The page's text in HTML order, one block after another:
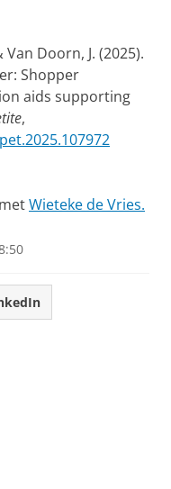
Doorn, J. (2025).
Shopper
aids supporting
,
Wieteke de Vries.